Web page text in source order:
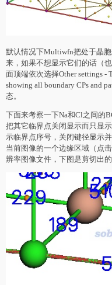
默认情况下Multiwfn把处于晶
来，如果不想显示它们的话（
面顶端依次选择Other settings -
showing all boundary CPs and
态。
下面来考察一下Na和Cl之间的
把其它临界点关闭显示而只显
示临界点序号，关闭键径显示
当前图像的一个边缘区域（点
辨率图像文件，下图是剪切出的